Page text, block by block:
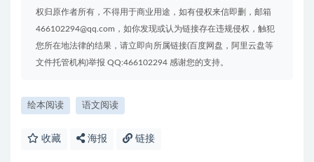
权归原作者所有，不得用于商业用途，如有侵权来信即删，邮箱
466102294@qq.com，如你发现或认为链接存在违规侵权，触犯
您所在地法律的结果，请立即向所属链接(百度网盘，阿里云盘等
文件托管机构)举报 QQ:466102294 感谢您的支持。
绘本阅读 语文阅读
收藏 海报 链接